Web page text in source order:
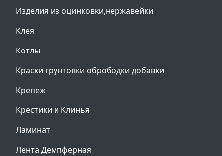
Изделия из оцинковки,нержавейки
Клея
Котлы
Краски грунтовки обрободки добавки
Крепеж
Крестики и Клинья
Ламинат
Лента Демпферная